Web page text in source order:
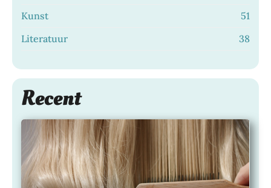
Kunst
51
Literatuur
38
Recent